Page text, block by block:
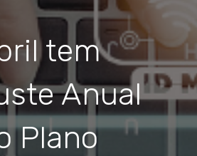
tem
Anual
Plano